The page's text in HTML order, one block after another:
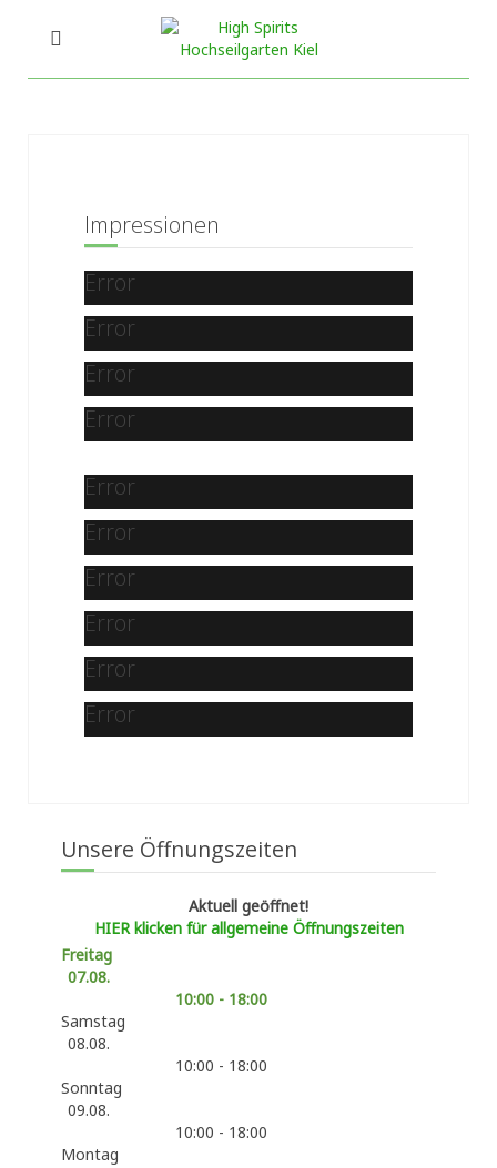
Impressionen
Error
Error
Error
Error
Error
Error
Error
Error
Error
Error
Unsere Öffnungszeiten
Aktuell geöffnet!
HIER klicken für allgemeine Öffnungszeiten
Freitag
07.08.
10:00 - 18:00
Samstag
08.08.
10:00 - 18:00
Sonntag
09.08.
10:00 - 18:00
Montag